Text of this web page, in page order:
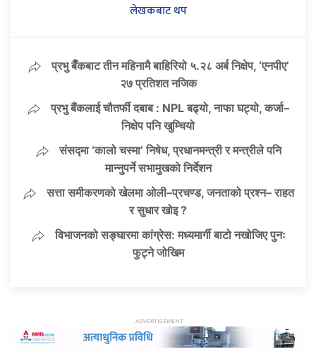
लेखकबाट थप
प्रभु बैँकबाट तीन महिनामै बाहिरियो ५.२८ अर्ब निक्षेप, ‘एनपीए’
२७ प्रतिशत नजिक
प्रभु बैंकलाई चौतर्फी दबाब : NPL बढ्यो, नाफा घट्यो, कर्जा–
निक्षेप पनि खुम्चियो
संसद्मा ‘कालो चस्मा’ निषेध, प्रधानमन्त्री र मन्त्रीले पनि
मान्नुपर्ने सभामुखको निर्देशन
सत्ता समीकरणको खेलमा ओली–प्रचण्ड, जनताको प्रश्न– राहत
र सुधार खोइ ?
विभाजनको सङ्घारमा कांग्रेस: मध्यमार्गी बाटो नखोजिए पुनः
फुट्ने जोखिम